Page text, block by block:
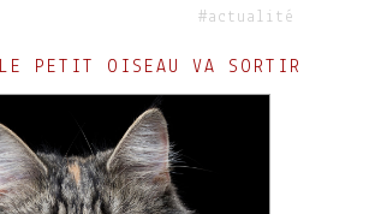
#actualité
LE PETIT OISEAU VA SORTIR